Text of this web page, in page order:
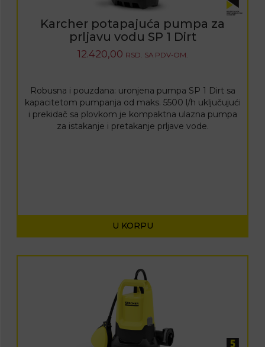
Karcher potapajuća pumpa za
prljavu vodu SP 1 Dirt
12.420,00 RSD. SA PDV-OM.
Robusna i pouzdana: uronjena pumpa SP 1 Dirt sa
kapacitetom pumpanja od maks. 5500 l/h uključujući
i prekidač sa plovkom je kompaktna ulazna pumpa
za istakanje i pretakanje prljave vode.
U KORPU